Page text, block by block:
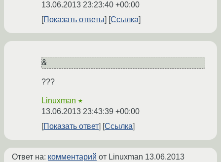
13.06.2013 23:23:40 +00:00
Показать ответы
Ссылка
&
???
Linuxman ★
13.06.2013 23:43:39 +00:00
Показать ответ
Ссылка
Ответ на: комментарий от Linuxman 13.06.2013